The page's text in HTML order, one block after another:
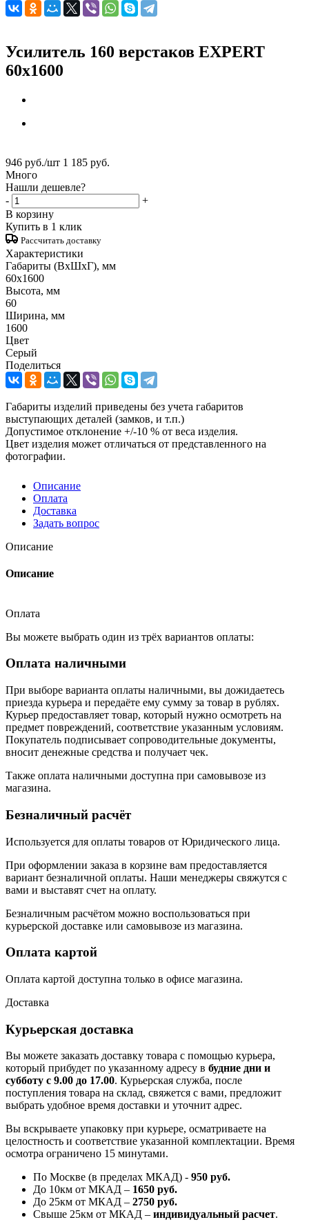
Усилитель 160 верстаков EXPERT
60x1600
946 руб./шт 1 185 руб.
Много
Нашли дешевле?
-
+
В корзину
Купить в 1 клик
Рассчитать доставку
Характеристики
Габариты (ВxШxГ), мм
60x1600
Высота, мм
60
Ширина, мм
1600
Цвет
Серый
Поделиться
Габариты изделий приведены без учета габаритов
выступающих деталей (замков, и т.п.)
Допустимое отклонение +/-10 % от веса изделия.
Цвет изделия может отличаться от представленного на
фотографии.
Описание
Оплата
Доставка
Задать вопрос
Описание
Описание
Оплата
Вы можете выбрать один из трёх вариантов оплаты:
Оплата наличными
При выборе варианта оплаты наличными, вы дожидаетесь
приезда курьера и передаёте ему сумму за товар в рублях.
Курьер предоставляет товар, который нужно осмотреть на
предмет повреждений, соответствие указанным условиям.
Покупатель подписывает сопроводительные документы,
вносит денежные средства и получает чек.
Также оплата наличными доступна при самовывозе из
магазина.
Безналичный расчёт
Используется для оплаты товаров от Юридического лица.
При оформлении заказа в корзине вам предоставляется
вариант безналичной оплаты. Наши менеджеры свяжутся с
вами и выставят счет на оплату.
Безналичным расчётом можно воспользоваться при
курьерской доставке или самовывозе из магазина.
Оплата картой
Оплата картой доступна только в офисе магазина.
Доставка
Курьерская доставка
Вы можете заказать доставку товара с помощью курьера,
который прибудет по указанному адресу в будние дни и
субботу с 9.00 до 17.00. Курьерская служба, после
поступления товара на склад, свяжется с вами, предложит
выбрать удобное время доставки и уточнит адрес.
Вы вскрываете упаковку при курьере, осматриваете на
целостность и соответствие указанной комплектации. Время
осмотра ограничено 15 минутами.
По Москве (в пределах МКАД) - 950 руб.
До 10км от МКАД – 1650 руб.
До 25км от МКАД – 2750 руб.
Свыше 25км от МКАД – индивидуальный расчет.